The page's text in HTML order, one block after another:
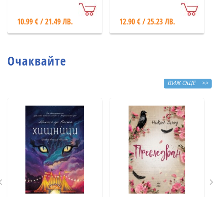
10.99 € / 21.49 ЛВ.
български
обичаи, които
12.90 € / 25.23 ЛВ.
Очаквайте
ВИЖ ОЩЕ >>